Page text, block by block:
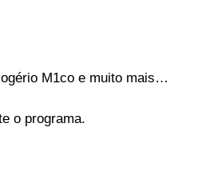
M1co e muito mais…
o programa.